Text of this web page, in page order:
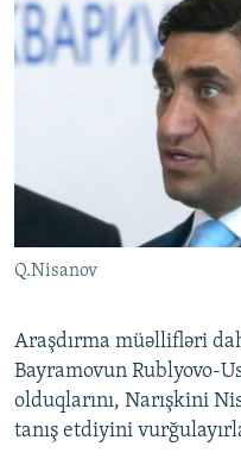
Q.Nisanov
Araşdırma müəllifləri
Bayramovun Rublyovo-
olduqlarını, Narışkini
tanış etdiyini